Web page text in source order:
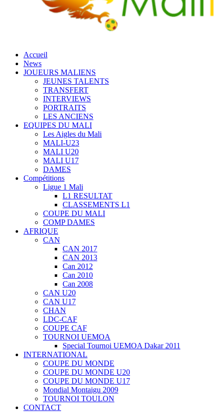
Accueil
News
JOUEURS MALIENS
JEUNES TALENTS
TRANSFERT
INTERVIEWS
PORTRAITS
LES ANCIENS
EQUIPES DU MALI
Les Aigles du Mali
MALI-U23
MALI U20
MALI U17
DAMES
Compétitions
Ligue 1 Mali
L1 RESULTAT
CLASSEMENTS L1
COUPE DU MALI
COMP DAMES
AFRIQUE
CAN
CAN 2017
CAN 2013
Can 2012
Can 2010
Can 2008
CAN U20
CAN U17
CHAN
LDC-CAF
COUPE CAF
TOURNOI UEMOA
Special Tournoi UEMOA Dakar 2011
INTERNATIONAL
COUPE DU MONDE
COUPE DU MONDE U20
COUPE DU MONDE U17
Mondial Montaigu 2009
TOURNOI TOULON
CONTACT